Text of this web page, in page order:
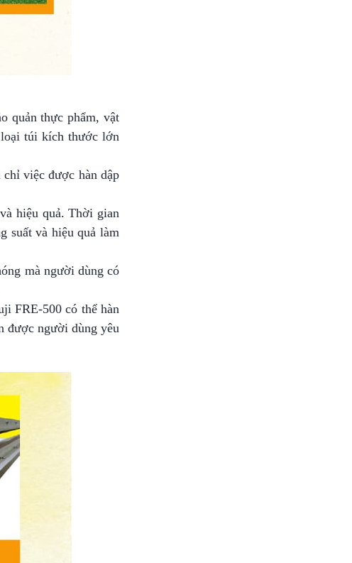
quản thực phẩm, vật
loại túi kích thước lớn
việc được hàn dập
hiệu quả. Thời gian
suất và hiệu quả làm
mà người dùng có
FRE-500 có thể hàn
được người dùng yêu